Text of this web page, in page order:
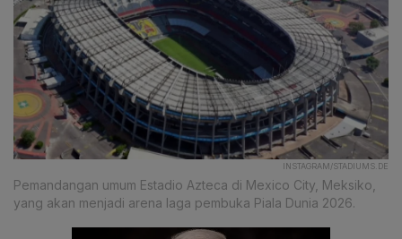
INSTAGRAM/STADIUMS.DE
Pemandangan umum Estadio Azteca di Mexico City, Meksiko,
yang akan menjadi arena laga pembuka Piala Dunia 2026.